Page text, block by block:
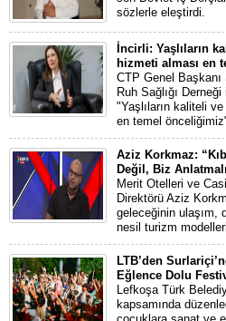
sözlerle eleştirdi.
İncirli: Yaşlıların
hizmeti alması en
CTP Genel Başkanı
Ruh Sağlığı
"Yaşlıların kaliteli
en temel
Aziz Korkmaz:
Değil, Biz
Merit Otelleri ve
Direktörü Aziz
geleceğinin ulaşım,
nesil turizm
LTB’den
Eğlence Dolu
Lefkoşa Türk
kapsamında